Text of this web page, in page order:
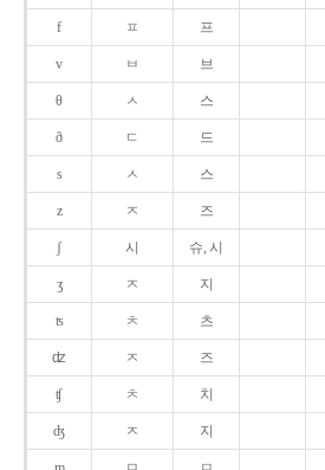
f ㅍ 프
v ㅂ 브
θ ㅅ 스
ð ㄷ 드
s ㅅ 스
z ㅈ 즈
ʃ 시 슈, 시
ʒ ㅈ 지
ʦ ㅊ 츠
ʣ ㅈ 즈
ʧ ㅊ 치
ʤ ㅈ 지